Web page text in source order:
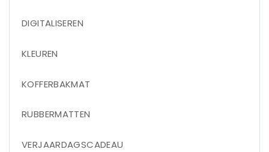
DIGITALISEREN
KLEUREN
KOFFERBAKMAT
RUBBERMATTEN
VERJAARDAGSCADEAU